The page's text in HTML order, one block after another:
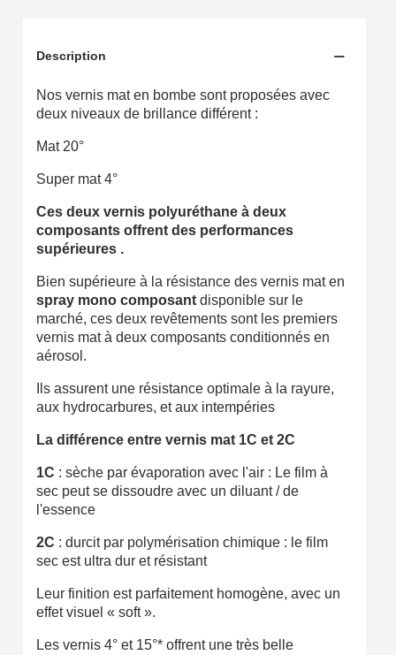
Partagez vos créations et obtenez des bons d'achat
Réduction de 5€ sur la première commande
Livraison sous 24 h en France Métropolitaine
Livraison offerte en France métropolitaine pour 250€ d'achats
Paiement en 4x sans frais dès 30€ d'achats
Votre devis en ligne en moins d'1 minute
Gagnez des points de fidélité à chaque commande
Retour produits sous 14 jours
10€ de bon d'achat pour chaque parrainage
Inscription à la newsletter : 5€ de réduction
Description
Nos vernis mat en bombe sont proposées avec
deux niveaux de brillance différent :
Mat 20°
Super mat 4°
Ces deux vernis polyuréthane à deux
composants offrent des performances
supérieures .
Bien supérieure à la résistance des vernis mat en
spray mono composantdisponible sur le
marché, ces deux revêtements sont les premiers
vernis mat à deux composants conditionnés en
aérosol.
Ils assurent une résistance optimale à la rayure,
aux hydrocarbures, et aux intempéries
La différence entre vernis mat 1C et 2C
1C : sèche par évaporation avec l'air : Le film à
sec peut se dissoudre avec un diluant / de
l'essence
2C : durcit par polymérisation chimique : le film
sec est ultra dur et résistant
Leur finition est parfaitement homogène, avec un
effet visuel « soft ».
Les vernis 4° et 15°* offrent une très belle